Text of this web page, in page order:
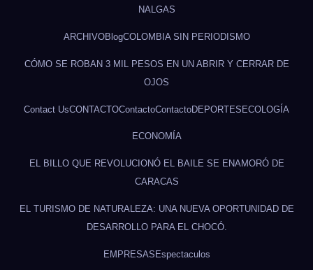
NALGAS
ARCHIVOBlogCOLOMBIA SIN PERIODISMO
CÓMO SE ROBAN 3 MIL PESOS EN UN ABRIR Y CERRAR DE
OJOS
Contact UsCONTACTOContactoContactoDEPORTESECOLOGÍA
ECONOMÍA
EL BILLO QUE REVOLUCIONÓ EL BAILE SE ENAMORÓ DE
CARACAS
EL TURISMO DE NATURALEZA: UNA NUEVA OPORTUNIDAD DE
DESARROLLO PARA EL CHOCÓ.
EMPRESASEspectaculos